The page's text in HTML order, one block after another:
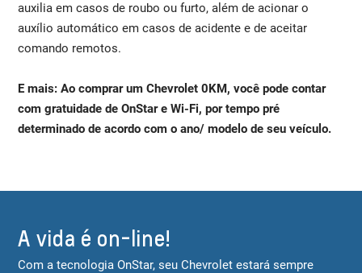
auxilia em casos de roubo ou furto, além de acionar o
auxílio automático em casos de acidente e de aceitar
comando remotos.
E mais: Ao comprar um Chevrolet 0KM, você pode contar
com gratuidade de OnStar e Wi-Fi, por tempo pré
determinado de acordo com o ano/ modelo de seu veículo.
A vida é on-line!
Com a tecnologia OnStar, seu Chevrolet estará sempre